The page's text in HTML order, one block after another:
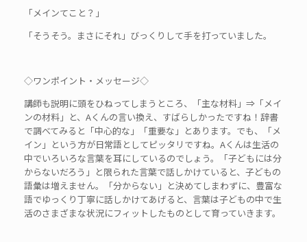
「メインてこと？」
「そうそう。まさにそれ」びっくりして手を打っていました。
◇ワンポイント・メッセージ◇
講師も説明に頭をひねってしまうところ、「主な材料」⇒「メイ
ンの材料」と、Aくんの言い換え、すばらしかったですね！辞書
で調べてみると「中心的な」「重要な」とあります。でも、「メ
イン」という方が日常語としてピッタリですね。Aくんは生活の
中でいろいろな言葉を耳にしているのでしょう。「子どもには分
からないだろう」と限られた言葉で話しかけていると、子どもの
語彙は増えません。「分からない」と決めてしまわずに、豊富な
語でゆっくり丁寧に話しかけてあげると、言葉は子どもの中で生
活のさまざまな状況にフィットしたものとして育っていきます。